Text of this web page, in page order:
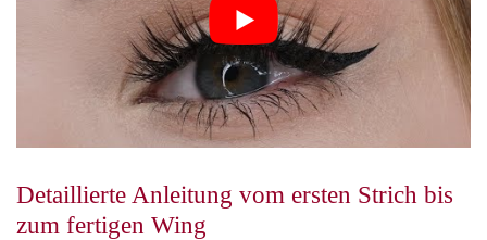
Detaillierte Anleitung vom ersten Strich bis
zum fertigen Wing